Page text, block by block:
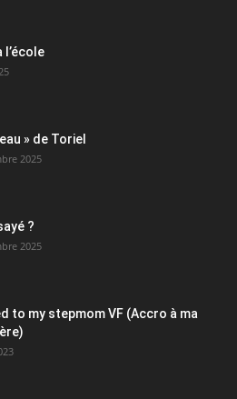
l’école
» de Toriel
2025
?
2025
to my stepmom VF (Accro à ma